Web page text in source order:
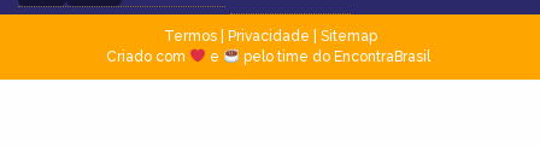
Termos| Privacidade
Sitemap
Criado com
e pelo time do EncontraBrasil